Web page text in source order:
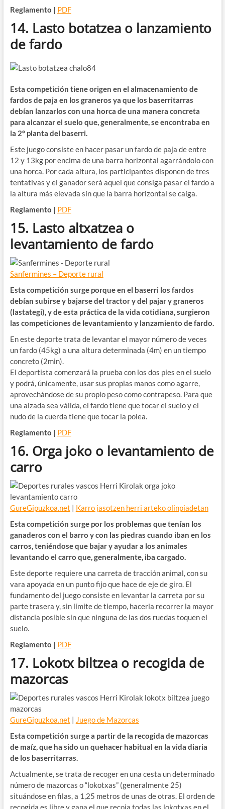
Reglamento | PDF
14. Lasto botatzea o lanzamiento
de fardo
Esta competición tiene origen en el almacenamiento de
fardos de paja en los graneros ya que los baserritarras
debían lanzarlos con una horca de una manera concreta
para alcanzar el suelo que, generalmente, se encontraba en
la 2º planta del baserri.
Este juego consiste en hacer pasar un fardo de paja de entre
12 y 13kg por encima de una barra horizontal agarrándolo con
una horca. Por cada altura, los participantes disponen de tres
tentativas y el ganador será aquel que consiga pasar el fardo a
la altura más elevada sin que la barra horizontal se caiga.
Reglamento | PDF
15. Lasto altxatzea o
levantamiento de fardo
Sanfermines – Deporte rural
Esta competición surge porque en el baserri los fardos
debían subirse y bajarse del tractor y del pajar y graneros
(lastategi), y de esta práctica de la vida cotidiana, surgieron
las competiciones de levantamiento y lanzamiento de fardo.
En este deporte trata de levantar el mayor número de veces
un fardo (45kg) a una altura determinada (4m) en un tiempo
concreto (2min).
El deportista comenzará la prueba con los dos pies en el suelo
y podrá, únicamente, usar sus propias manos como agarre,
aprovechándose de su propio peso como contrapeso. Para que
una alzada sea válida, el fardo tiene que tocar el suelo y el
nudo de la cuerda tiene que tocar la polea.
Reglamento | PDF
16. Orga joko o levantamiento de
carro
GureGipuzkoa.net | Karro jasotzen herri arteko olinpiadetan
Esta competición surge por los problemas que tenían los
ganaderos con el barro y con las piedras cuando iban en los
carros, teniéndose que bajar y ayudar a los animales
levantando el carro que, generalmente, iba cargado.
Este deporte requiere una carreta de tracción animal, con su
vara apoyada en un punto fijo que hace de eje de giro. El
fundamento del juego consiste en levantar la carreta por su
parte trasera y, sin límite de tiempo, hacerla recorrer la mayor
distancia posible sin que ninguna de las dos ruedas toquen el
suelo.
Reglamento | PDF
17. Lokotx biltzea o recogida de
mazorcas
GureGipuzkoa.net | Juego de Mazorcas
Esta competición surge a partir de la recogida de mazorcas
de maíz, que ha sido un quehacer habitual en la vida diaria
de los baserritarras.
Actualmente, se trata de recoger en una cesta un determinado
número de mazorcas o “lokotxas” (generalmente 25)
situándose en filas, a 1,25 metros de unas de otras. El orden de
recogida es libre y gana el que recoja todas las lokotxas en el